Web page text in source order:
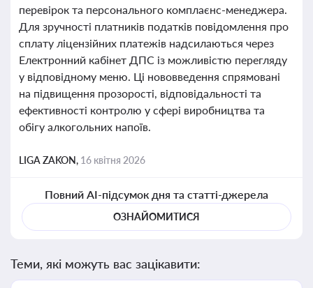
перевірок та персонального комплаєнс-менеджера.
Для зручності платників податків повідомлення про
сплату ліцензійних платежів надсилаються через
Електронний кабінет ДПС із можливістю перегляду
у відповідному меню. Ці нововведення спрямовані
на підвищення прозорості, відповідальності та
ефективності контролю у сфері виробництва та
обігу алкогольних напоїв.
LIGA ZAKON, 16 квітня 2026
Повний AI-підсумок дня та статті-джерела
ОЗНАЙОМИТИСЯ
Теми, які можуть вас зацікавити: